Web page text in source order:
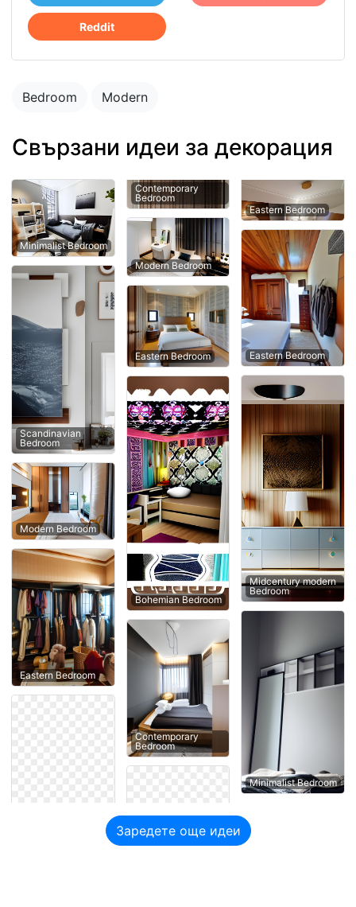
Reddit
Bedroom Modern
Свързани идеи за декорация
Minimalist Bedroom
Scandinavian
Bedroom
Modern Bedroom
Eastern Bedroom
Contemporary
Bedroom
Modern Bedroom
Eastern Bedroom
Bohemian Bedroom
Contemporary
Bedroom
Eastern Bedroom
Eastern Bedroom
Midcentury modern
Bedroom
Minimalist Bedroom
Заредете още идеи